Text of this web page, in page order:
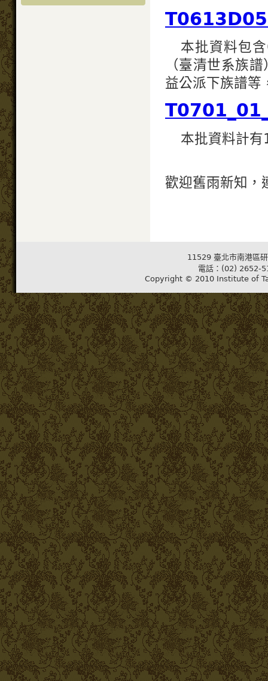
本批資料包
（臺清世系族
益公派下族譜
本批資料計
歡迎舊雨新知，
11529 臺北市南港區
電話：(02) 2652-
Copyright © 2010 Institute of